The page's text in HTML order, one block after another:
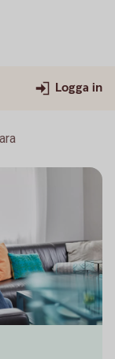
Logga in